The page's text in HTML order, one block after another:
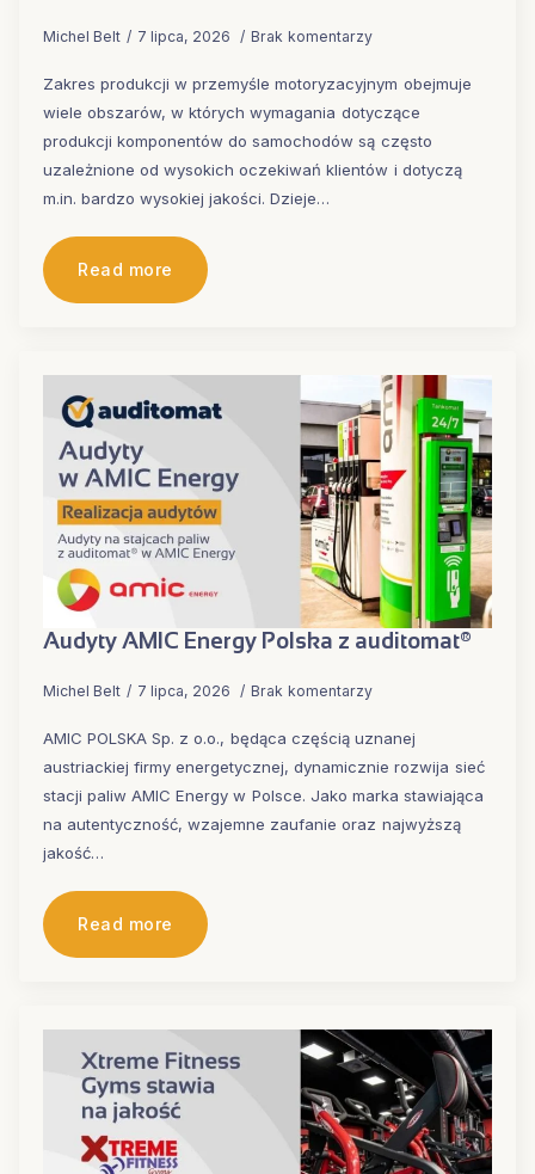
Michel Belt 7 lipca, 2026 Brak komentarzy
Zakres produkcji w przemyśle motoryzacyjnym obejmuje
wiele obszarów, w których wymagania dotyczące
produkcji komponentów do samochodów są często
uzależnione od wysokich oczekiwań klientów i dotyczą
m.in. bardzo wysokiej jakości. Dzieje…
Read more
Audyty AMIC Energy Polska z auditomat®
Michel Belt 7 lipca, 2026 Brak komentarzy
AMIC POLSKA Sp. z o.o., będąca częścią uznanej
austriackiej firmy energetycznej, dynamicznie rozwija sieć
stacji paliw AMIC Energy w Polsce. Jako marka stawiająca
na autentyczność, wzajemne zaufanie oraz najwyższą
jakość…
Read more